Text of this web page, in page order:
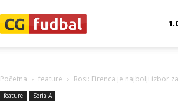
Početna feature Rosi: Firenca je najbolji izbor
feature Seria A